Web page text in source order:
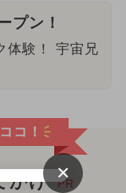
プン！
体験！ 宇宙兄
コ！
かけ PR
×